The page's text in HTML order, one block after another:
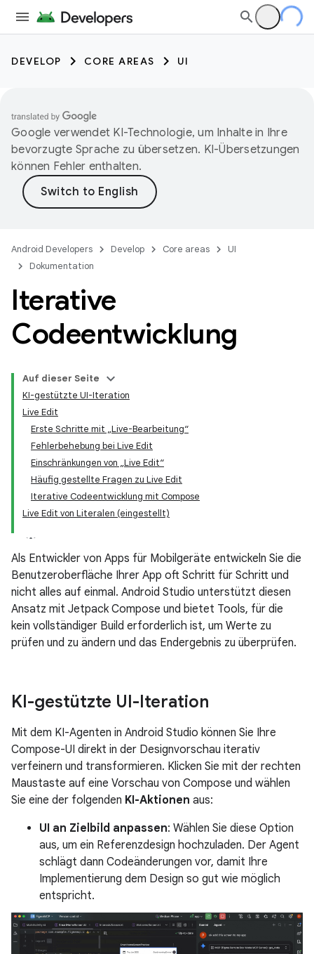
DEVELOP CORE AREAS UI
Google verwendet KI-Technologie, um Inhalte in Ihre
bevorzugte Sprache zu übersetzen. KI-Übersetzungen
können Fehler enthalten.
Android Developers Develop Core areas
UI
Dokumentation
Iterative
Codeentwicklung
Auf dieser Seite
KI-gestützte UI-Iteration
Live Edit
Erste Schritte mit „Live-Bearbeitung“
Fehlerbehebung bei Live Edit
Einschränkungen von „Live Edit“
Häufig gestellte Fragen zu Live Edit
Iterative Codeentwicklung mit Compose
Live Edit von Literalen (eingestellt)
Als Entwickler von Apps für Mobilgeräte entwickeln Sie die
Benutzeroberfläche Ihrer App oft Schritt für Schritt und
nicht alles auf einmal. Android Studio unterstützt diesen
Ansatz mit Jetpack Compose und bietet Tools, für die
kein vollständiger Build erforderlich ist, um Werte zu
prüfen und zu ändern und das Endergebnis zu überprüfen.
KI-gestützte UI-Iteration
Mit dem KI-Agenten in Android Studio können Sie Ihre
Compose-UI direkt in der Designvorschau iterativ
verfeinern und transformieren. Klicken Sie mit der rechten
Maustaste auf eine Vorschau von Compose und wählen
Sie eine der folgenden KI-Aktionen aus:
UI an Zielbild anpassen: Wählen Sie diese Option
aus, um ein Referenzdesign hochzuladen. Der Agent
schlägt dann Codeänderungen vor, damit Ihre
Implementierung dem Design so gut wie möglich
entspricht.